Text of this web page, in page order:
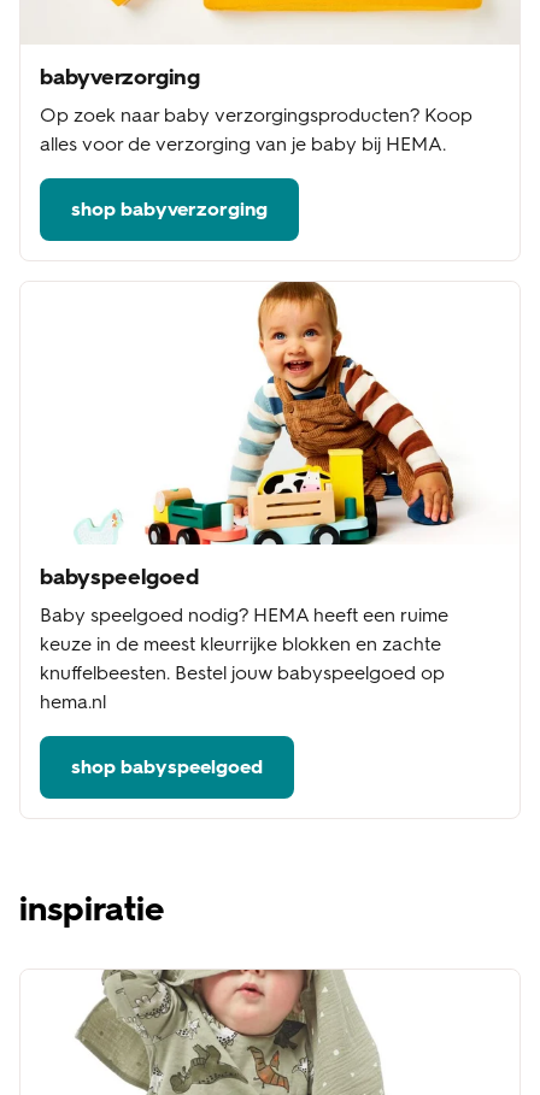
babyverzorging
Op zoek naar baby verzorgingsproducten? Koop
alles voor de verzorging van je baby bij HEMA.
shop babyverzorging
babyspeelgoed
Baby speelgoed nodig? HEMA heeft een ruime
keuze in de meest kleurrijke blokken en zachte
knuffelbeesten. Bestel jouw babyspeelgoed op
hema.nl
shop babyspeelgoed
inspiratie